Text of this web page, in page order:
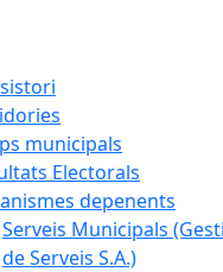
municipals
Electorals
depenents
Serveis Municipals
de Serveis S.A.)